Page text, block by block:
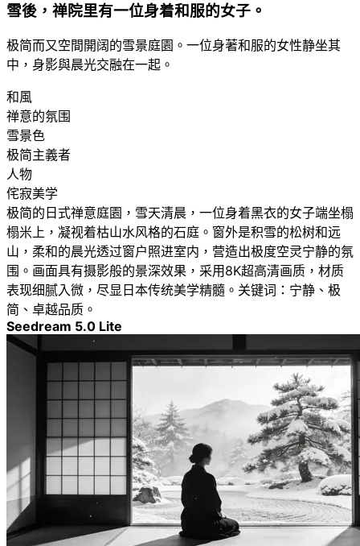
雪後，禅院里有一位身着和服的女子。
极简而又空間開阔的雪景庭園。一位身著和服的女性静坐其
中，身影與晨光交融在一起。
和風
禅意的氛围
雪景色
极简主義者
人物
侘寂美学
极简的日式禅意庭園，雪天清晨，一位身着黑衣的女子端坐榻
榻米上，凝视着枯山水风格的石庭。窗外是积雪的松树和远
山，柔和的晨光透过窗户照进室内，营造出极度空灵宁静的氛
围。画面具有摄影般的景深效果，采用8K超高清画质，材质
表现细腻入微，尽显日本传统美学精髓。关键词：宁静、极
简、卓越品质。
Seedream 5.0 Lite